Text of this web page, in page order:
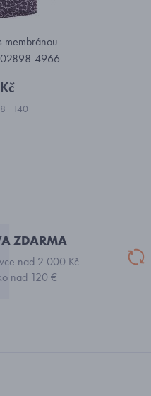
membránou
4966
140
ZDARMA
nad 2 000 Kč
nad 120 €